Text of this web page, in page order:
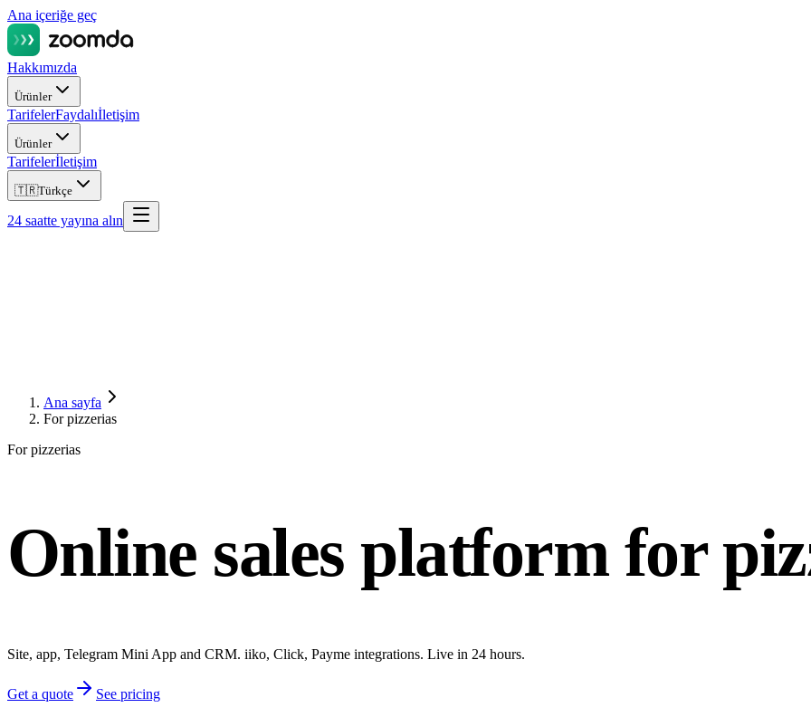
Ana içeriğe geç
Hakkımızda
Ürünler
TarifelerFaydalıİletişim
Ürünler
Tarifelerİletişim
🇹🇷Türkçe
24 saatte yayına alın
Ana sayfa
For pizzerias
For pizzerias
Online sales platform for
Site, app, Telegram Mini App and CRM. iiko, Click, Payme integrations. Live in 24 hours.
Get a quote See pricing